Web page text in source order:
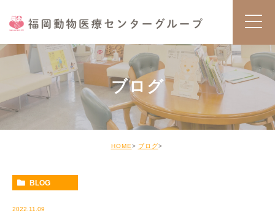
ブログ
HOME ブログ
BLOG
2022.11.09